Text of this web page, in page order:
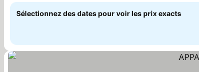
Sélectionnez des dates pour voir les prix exacts